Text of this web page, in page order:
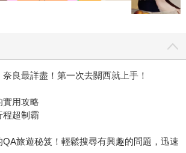
良最詳盡！第一次去關西就上手！
實用攻略
程超制霸
旅遊秘笈！輕鬆搜尋有興趣的問題，迅速